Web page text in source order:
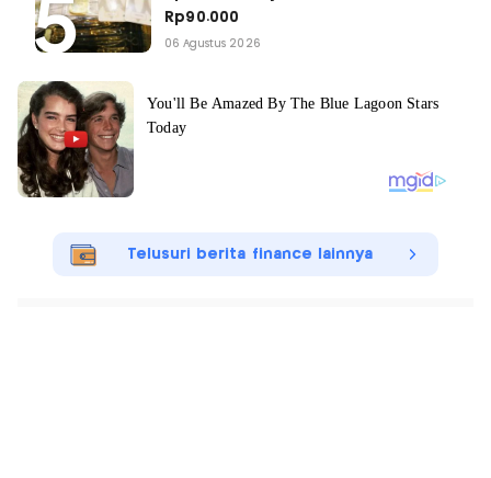
Rp90.000
06 Agustus 2026
Telusuri berita finance lainnya